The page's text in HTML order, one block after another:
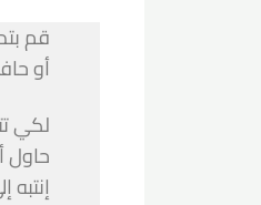
قم
أو
لكي
حاول